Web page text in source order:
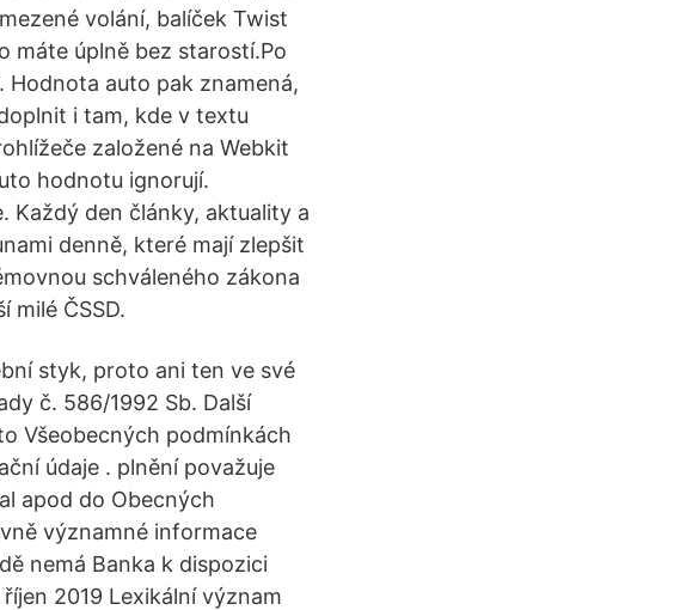
volání, balíček Twist
máte úplně bez starostí.Po
Hodnota auto pak znamená,
i tam, kde v textu
založené na Webkit
hodnotu ignorují.
Každý den články, aktuality a
denně, které mají zlepšit
schváleného zákona
milé ČSSD.
styk, proto ani ten ve své
č. 586/1992 Sb. Další
Všeobecných podmínkách
údaje . plnění považuje
apod do Obecných
významné informace
nemá Banka k dispozici
2019 Lexikální význam